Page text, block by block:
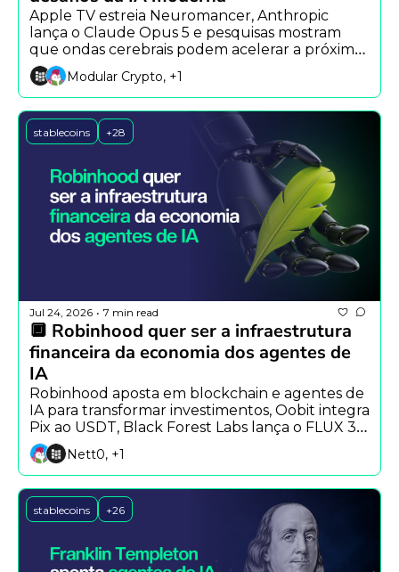
Apple TV estreia Neuromancer, Anthropic
lança o Claude Opus 5 e pesquisas mostram
que ondas cerebrais podem acelerar a próxima
geração da robótica com IA.
Modular Crypto, +1
stablecoins +28
Jul 24, 2026 • 7 min read
🔲 Robinhood quer ser a infraestrutura
financeira da economia dos agentes de
IA
Robinhood aposta em blockchain e agentes de
IA para transformar investimentos, Oobit integra
Pix ao USDT, Black Forest Labs lança o FLUX 3 e
Alibaba apresenta o Qwen Image 3.
Nett0, +1
stablecoins +26